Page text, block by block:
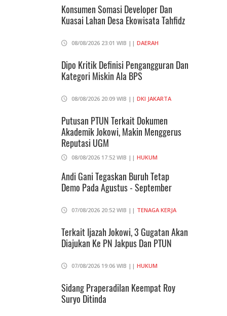
Konsumen Somasi Developer Dan
Kuasai Lahan Desa Ekowisata Tahfidz
08/08/2026 23:01 WIB || DAERAH
Dipo Kritik Definisi Pengangguran Dan
Kategori Miskin Ala BPS
08/08/2026 20:09 WIB || DKI JAKARTA
Putusan PTUN Terkait Dokumen
Akademik Jokowi, Makin Menggerus
Reputasi UGM
08/08/2026 17:52 WIB || HUKUM
Andi Gani Tegaskan Buruh Tetap
Demo Pada Agustus - September
07/08/2026 20:52 WIB || TENAGA KERJA
Terkait Ijazah Jokowi, 3 Gugatan Akan
Diajukan Ke PN Jakpus Dan PTUN
07/08/2026 19:06 WIB || HUKUM
Sidang Praperadilan Keempat Roy
Suryo Ditinda